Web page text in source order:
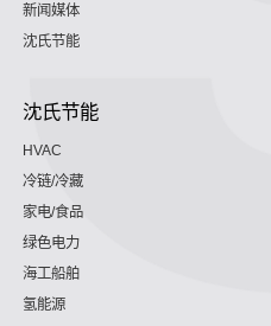
新闻媒体
沈氏节能
沈氏节能
HVAC
冷链/冷藏
家电/食品
绿色电力
海工船舶
氢能源